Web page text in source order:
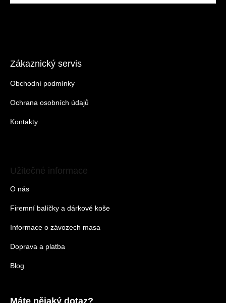
Zákaznický servis
Obchodní podmínky
Ochrana osobních údajů
Kontakty
Užitečné informace
O nás
Firemní balíčky a dárkové koše
Informace o závozech masa
Doprava a platba
Blog
Máte nějaký dotaz?